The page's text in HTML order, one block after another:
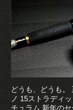
どうも、どうも。
ノ 15ストラディ
チュラム 新年の